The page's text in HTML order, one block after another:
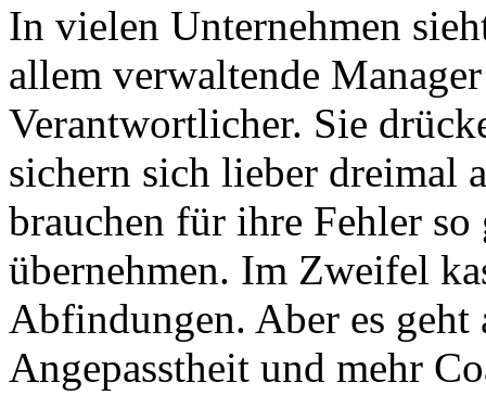
In vielen Unternehmen
allem verwaltende
Verantwortlicher. Sie
sichern sich lieber dreimal
brauchen für ihre Fehler
übernehmen. Im Zweifel
Abfindungen. Aber es
Angepasstheit und mehr